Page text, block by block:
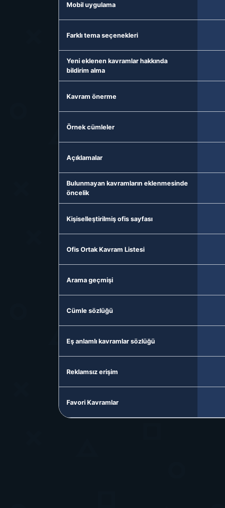
Mobil uygulama
Farklı tema seçenekleri
Yeni eklenen kavramlar hakkında
bildirim alma
Kavram önerme
Örnek cümleler
Açıklamalar
Bulunmayan kavramların eklenmesinde
öncelik
Kişiselleştirilmiş ofis sayfası
Ofis Ortak Kavram Listesi
Arama geçmişi
Cümle sözlüğü
Eş anlamlı kavramlar sözlüğü
Reklamsız erişim
Favori Kavramlar